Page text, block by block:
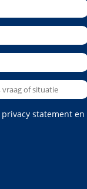
privacy statementen